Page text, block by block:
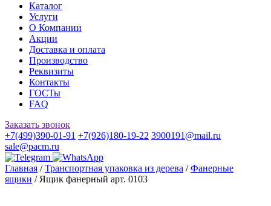
Каталог
Услуги
О Компании
Акции
Доставка и оплата
Производство
Реквизиты
Контакты
ГОСТы
FAQ
Заказать звонок
+7(499)390-01-91 +7(926)180-19-22 3900191@mail.ru
sale@pacm.ru
Главная /Транспортная упаковка из дерева /Фанерные
ящики / Ящик фанерный арт. 0103